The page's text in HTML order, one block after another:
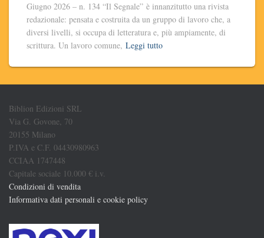
Giugno 2026 – n. 134 “Il Segnale” è innanzitutto una rivista
redazionale: pensata e costruita da un gruppo di lavoro che, a
diversi livelli, si occupa di letteratura e, più ampiamente, di
scrittura. Un lavoro comune, Leggi tutto
Biblion Edizioni SRL
Via G. Govone, 70
20155 Milano
P.IVA e C.F. 04430980963
CCIAA 1747448
Capitale sociale 10.000 € i.v.
Condizioni di vendita
Informativa dati personali e cookie policy